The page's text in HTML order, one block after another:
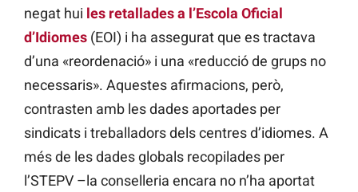
negat hui les retallades a l’Escola Oficial
d’Idiomes (EOI) i ha assegurat que es tractava
d’una «reordenació» i una «reducció de grups no
necessaris». Aquestes afirmacions, però,
contrasten amb les dades aportades per
sindicats i treballadors dels centres d’idiomes. A
més de les dades globals recopilades per
l’STEPV –la conselleria encara no n’ha aportat